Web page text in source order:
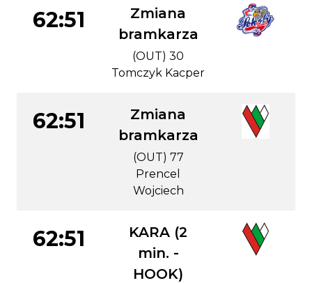
62:51
Zmiana
bramkarza
(OUT) 30
Tomczyk Kacper
62:51
Zmiana
bramkarza
(OUT) 77
Prencel
Wojciech
62:51
KARA (2
min. -
HOOK)